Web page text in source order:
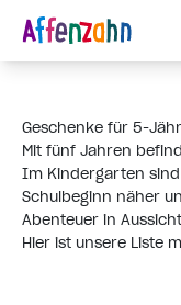
Geschenke für 5-
Mit fünf Jahren
Im Kindergarten
Schulbeginn näher
Abenteuer in
Hier ist unsere Liste